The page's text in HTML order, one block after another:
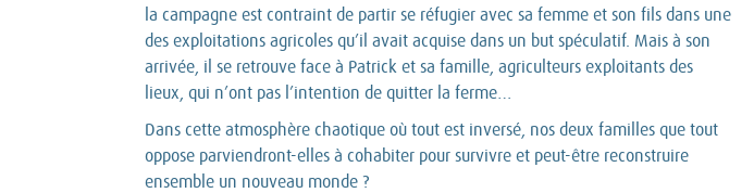
la campagne est contraint de partir se réfugier avec sa femme et son fils dans une
des exploitations agricoles qu’il avait acquise dans un but spéculatif. Mais à son
arrivée, il se retrouve face à Patrick et sa famille, agriculteurs exploitants des
lieux, qui n’ont pas l’intention de quitter la ferme…
Dans cette atmosphère chaotique où tout est inversé, nos deux familles que tout
oppose parviendront-elles à cohabiter pour survivre et peut-être reconstruire
ensemble un nouveau monde ?